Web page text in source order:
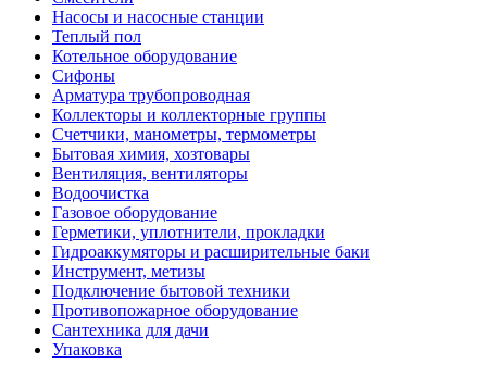
Насосы и насосные станции
Теплый пол
Котельное оборудование
Сифоны
Арматура трубопроводная
Коллекторы и коллекторные группы
Счетчики, манометры, термометры
Бытовая химия, хозтовары
Вентиляция, вентиляторы
Водоочистка
Газовое оборудование
Герметики, уплотнители, прокладки
Гидроаккумяторы и расширительные баки
Инструмент, метизы
Подключение бытовой техники
Противопожарное оборудование
Сантехника для дачи
Упаковка